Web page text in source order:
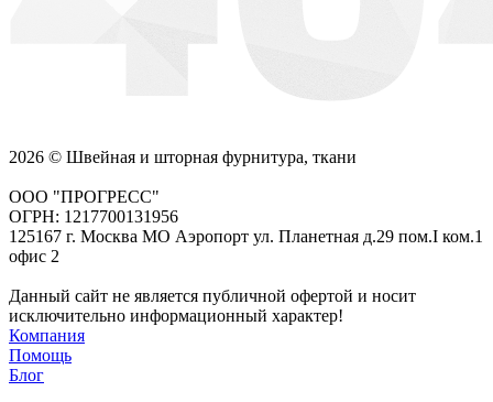
2026 © Швейная и шторная фурнитура, ткани
ООО "ПРОГРЕСС"
ОГРН: 1217700131956
125167 г. Москва МО Аэропорт ул. Планетная д.29 пом.I ком.1
офис 2
Данный сайт не является публичной офертой и носит
исключительно информационный характер!
Компания
Помощь
Блог